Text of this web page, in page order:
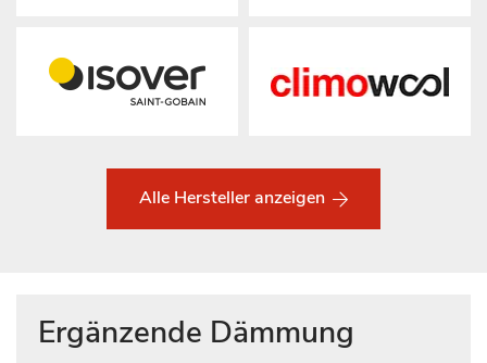
Alle Hersteller anzeigen
Ergänzende Dämmung